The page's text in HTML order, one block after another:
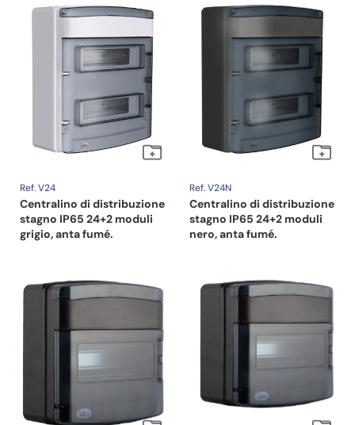
Ref. V24
Centralino di distribuzione
stagno IP65 24+2 moduli
grigio, anta fumé.
Ref. V24N
Centralino di distribuzione
stagno IP65 24+2 moduli
nero, anta fumé.